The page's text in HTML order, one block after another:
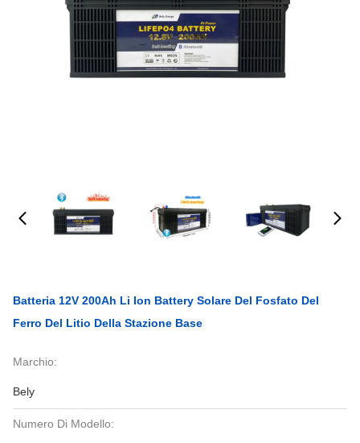
Batteria 12V 200Ah Li Ion Battery Solare Del Fosfato Del
Ferro Del Litio Della Stazione Base
Marchio:
Bely
Numero Di Modello: